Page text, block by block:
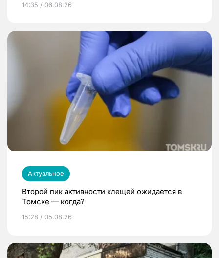
14:35 / 06.08.26
Актуальное
Второй пик активности клещей ожидается в
Томске — когда?
15:28 / 05.08.26